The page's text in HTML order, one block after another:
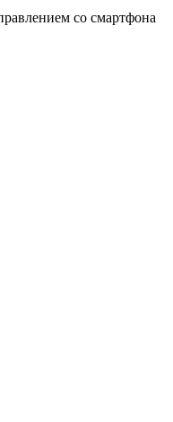
со смартфона